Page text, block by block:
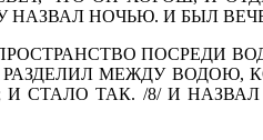
НОЧЬЮ. И БЫЛ
ПОСРЕДИ
МЕЖДУ ВОДОЮ,
СТА­ЛО ТАК. /8/ И